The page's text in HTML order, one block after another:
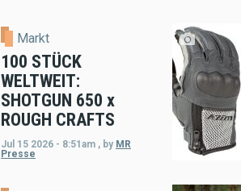
Markt
100 STÜCK
WELTWEIT:
SHOTGUN 650 x
ROUGH CRAFTS
Jul 15 2026 - 8:51am , by MR
Presse